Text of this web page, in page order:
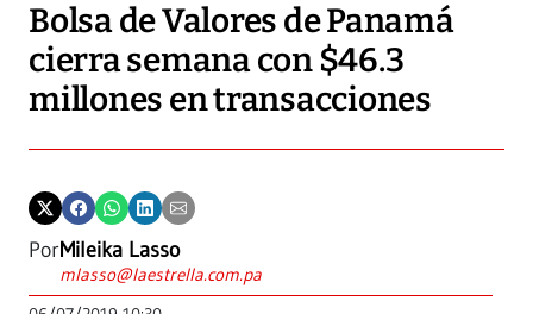
Bolsa de Valores de Panamá
cierra semana con $46.3
millones en transacciones
PorMileika Lasso
mlasso@laestrella.com.pa